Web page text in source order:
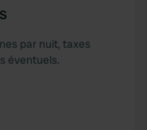
par nuit, taxes
éventuels.